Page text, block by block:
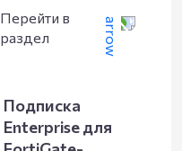
Перейти в
раздел
Подписка
Enterprise для